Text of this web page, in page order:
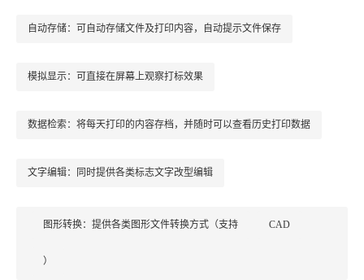
自动存储：可自动存储文件及打印内容，自动提示文件保存
模拟显示：可直接在屏幕上观察打标效果
数据检索：将每天打印的内容存档，并随时可以查看历史打印数据
文字编辑：同时提供各类标志文字改型编辑
图形转换：提供各类图形文件转换方式（支持 CAD
）